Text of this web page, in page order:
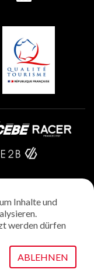
Inhalte und
werden dürfen
ABLEHNEN